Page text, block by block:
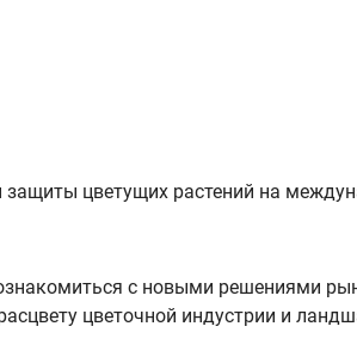
цветущих растений на
с новыми решениями
цветочной индустрии и